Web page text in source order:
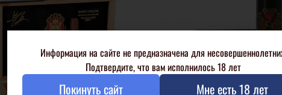
Информация на сайте не предназначена для
Подтвердите, что вам исполнилось 18 лет
Покинуть сайт Мне есть 18 лет